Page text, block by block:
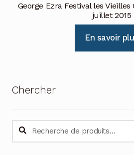
George Ezra Festival les
juillet 2015
En savoir
Chercher
Recherche
pour :
Recherche